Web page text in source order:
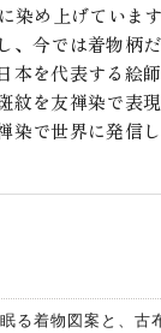
染め上げていま
、今では着物柄
本を代表する絵
紋を友禅染で表
染で世界に発信し
る着物図案と、古